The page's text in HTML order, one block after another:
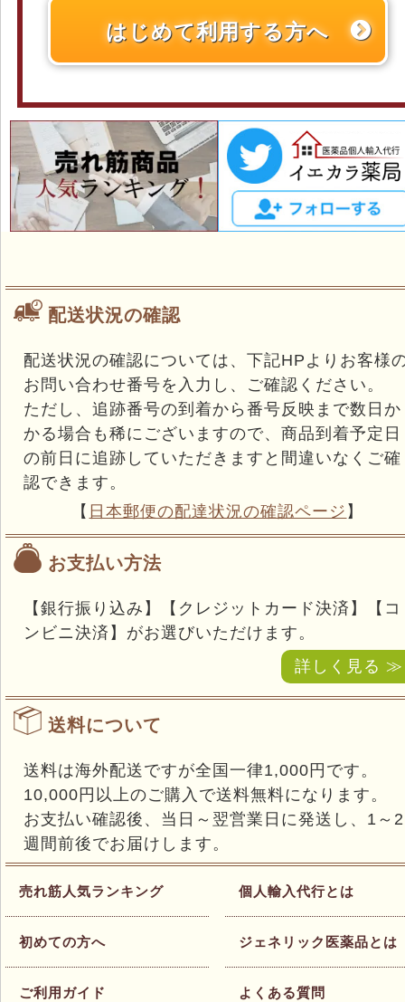
はじめて利用する方へ
配送状況の確認
配送状況の確認については、下記HPよりお客様
お問い合わせ番号を入力し、ご確認ください。
ただし、追跡番号の到着から番号反映まで数日か
かる場合も稀にございますので、商品到着予定日
の前日に追跡していただきますと間違いなくご確
認できます。
【 日本郵便の配達状況の確認ページ 】
お支払い方法
【銀行振り込み】【クレジットカード決済】【コ
ンビニ決済】がお選びいただけます。
詳しく見る ≫
送料について
送料は海外配送ですが全国一律1,000円です。
10,000円以上のご購入で送料無料になります。
お支払い確認後、当日～翌営業日に発送し、1～2
週間前後でお届けします。
売れ筋人気ランキング
初めての方へ
ご利用ガイド
個人輸入代行とは
ジェネリック医薬品とは
よくある質問